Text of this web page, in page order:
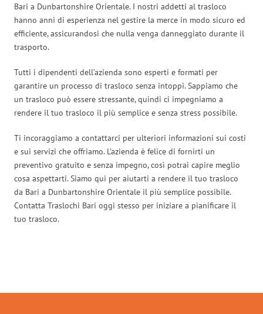
Bari a Dunbartonshire Orientale. I nostri addetti al trasloco
hanno anni di esperienza nel gestire la merce in modo sicuro ed
efficiente, assicurandosi che nulla venga danneggiato durante il
trasporto.
Tutti i dipendenti dell’azienda sono esperti e formati per
garantire un processo di trasloco senza intoppi. Sappiamo che
un trasloco può essere stressante, quindi ci impegniamo a
rendere il tuo trasloco il più semplice e senza stress possibile.
Ti incoraggiamo a contattarci per ulteriori informazioni sui costi
e sui servizi che offriamo. L’azienda è felice di fornirti un
preventivo gratuito e senza impegno, così potrai capire meglio
cosa aspettarti. Siamo qui per aiutarti a rendere il tuo trasloco
da Bari a Dunbartonshire Orientale il più semplice possibile.
Contatta Traslochi Bari oggi stesso per iniziare a pianificare il
tuo trasloco.